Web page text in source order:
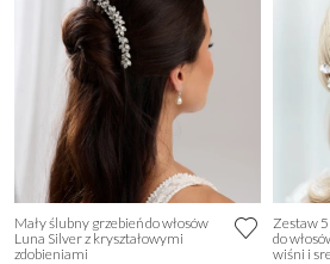
Mały ślubny grzebień do włosów
Luna Silver z kryształowymi
zdobieniami
Zestaw
do
wiśni i